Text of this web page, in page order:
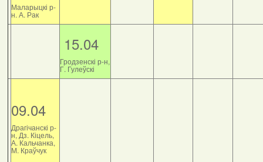
Маларыцкі р-
н. А. Рак
15.04
Гродзенскі р-н,
Г. Гулеўскі
09.04
Драгічанскі р-
н, Дз. Кіцель,
А. Кальчанка,
М. Краўчук